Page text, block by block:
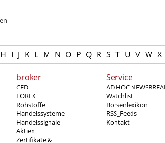
H I J K L M N O P Q R S T U V W X
broker
CFD
FOREX
Rohstoffe
Handelssysteme
Handelssignale
Aktien
Zertifikate &
Service
AD HOC
Watchlist
Börsenlexikon
RSS_Feeds
Kontakt